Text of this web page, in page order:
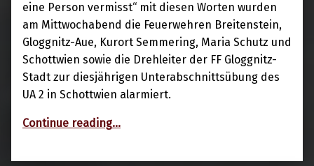
eine Person vermisst“ mit diesen Worten wurden
am Mittwochabend die Feuerwehren Breitenstein,
Gloggnitz-Aue, Kurort Semmering, Maria Schutz und
Schottwien sowie die Drehleiter der FF Gloggnitz-
Stadt zur diesjährigen Unterabschnittsübung des
UA 2 in Schottwien alarmiert.
Continue reading…